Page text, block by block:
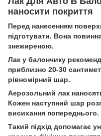
наносити покриття
Перед нанесенням
підготувати. Вона
знежиреною.
Лак у балончику
приблизно 20-30
рівномірний шар.
Аерозольний лак
Кожен наступний шар
висихання попереднього.
Такий підхід допомагає